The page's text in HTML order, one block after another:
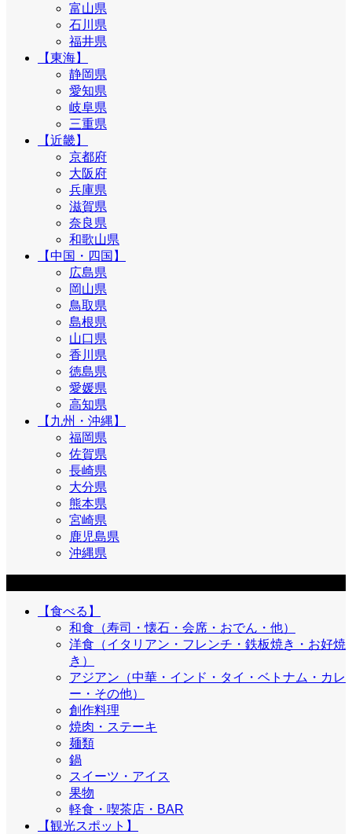
富山県
石川県
福井県
【東海】
静岡県
愛知県
岐阜県
三重県
【近畿】
京都府
大阪府
兵庫県
滋賀県
奈良県
和歌山県
【中国・四国】
広島県
岡山県
鳥取県
島根県
山口県
香川県
徳島県
愛媛県
高知県
【九州・沖縄】
福岡県
佐賀県
長崎県
大分県
熊本県
宮崎県
鹿児島県
沖縄県
【食べる】
和食（寿司・懐石・会席・おでん・他）
洋食（イタリアン・フレンチ・鉄板焼き・お好焼
き）
アジアン（中華・インド・タイ・ベトナム・カレ
ー・その他）
創作料理
焼肉・ステーキ
麺類
鍋
スイーツ・アイス
果物
軽食・喫茶店・BAR
【観光スポット】